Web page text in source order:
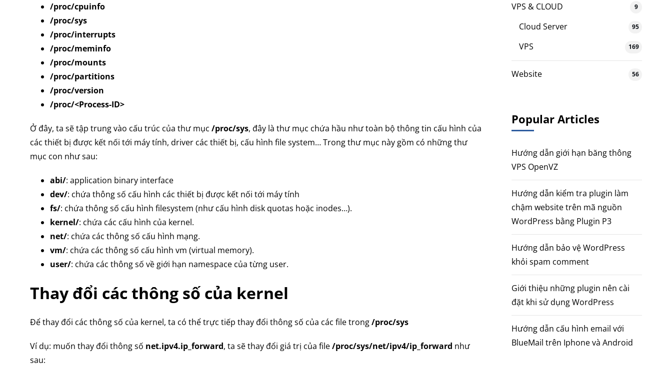
/proc/cpuinfo
/proc/sys
/proc/interrupts
/proc/meminfo
/proc/mounts
/proc/partitions
/proc/version
/proc/<Process-ID>
Ở đây, ta sẽ tập trung vào cấu trúc của thư mục /proc/sys, đây là thư mục chứa hầu như toàn bộ thông tin cấu hình của
các thiết bị được kết nối tới máy tính, driver các thiết bị, cấu hình file system… Trong thư mục này gồm có những thư
mục con như sau:
abi/: application binary interface
dev/: chứa thông số cấu hình các thiết bị được kết nối tới máy tính
fs/: chứa thông số cấu hình filesystem (như cấu hình disk quotas hoặc inodes…).
kernel/: chứa các cấu hình của kernel.
net/: chứa các thông số cấu hình mạng.
vm/: chứa các thông số cấu hình vm (virtual memory).
user/: chứa các thông số về giới hạn namespace của từng user.
Thay đổi các thông số của kernel
Để thay đổi các thông số của kernel, ta có thể trực tiếp thay đổi thông số của các file trong/proc/sys
Ví dụ: muốn thay đổi thông số net.ipv4.ip_forward, ta sẽ thay đổi giá trị của file/proc/sys/net/ipv4/ip_forward như
sau:
VPS & CLOUD 9
Cloud Server 95
VPS 169
Website 56
Popular Articles
Hướng dẫn giới hạn băng thông
VPS OpenVZ
Hướng dẫn kiểm tra plugin làm
chậm website trên mã nguồn
WordPress bằng Plugin P3
Hướng dẫn bảo vệ WordPress
khỏi spam comment
Giới thiệu những plugin nên cài
đặt khi sử dụng WordPress
Hướng dẫn cấu hình email với
BlueMail trên Iphone và Android